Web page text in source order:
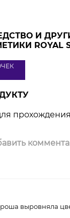
И
ROYAL
выровняла